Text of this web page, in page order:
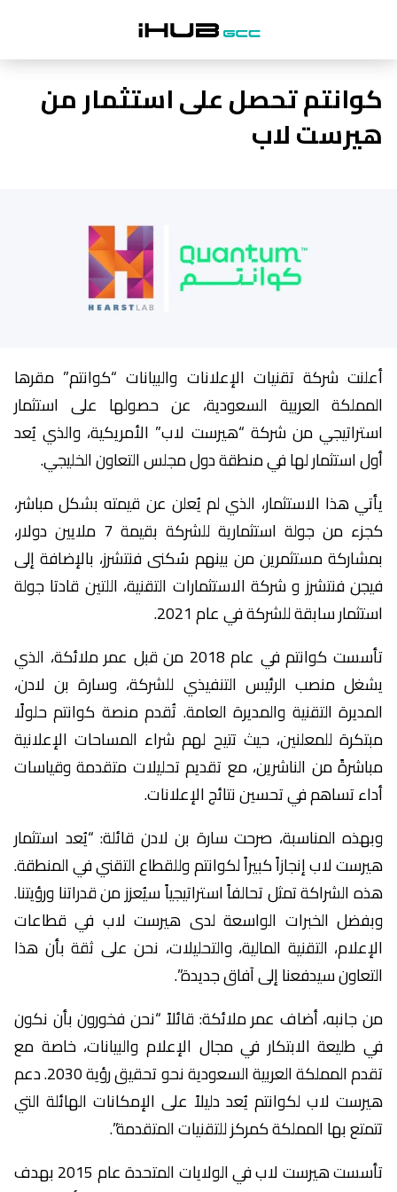
كوانتم تحصل على استثمار من
هيرست لاب
أعلنت شركة تقنيات الإعلانات والبيانات “كوانتم” مقرها
المملكة العربية السعودية، عن حصولها على استثمار
استراتيجي من شركة “هيرست لاب” الأمريكية، والذي يُعد
أول استثمار لها في منطقة دول مجلس التعاون الخليجي.
يأتي هذا الاستثمار، الذي لم يُعلن عن قيمته بشكل مباشر،
كجزء من جولة استثمارية للشركة بقيمة 7 ملايين دولار،
بمشاركة مستثمرين من بينهم سُكنى فنتشرز، بالإضافة إلى
فيجن فنتشرز و شركة الاستثمارات التقنية، اللتين قادتا جولة
استثمار سابقة للشركة في عام 2021.
تأسست كوانتم في عام 2018 من قبل عمر ملائكة، الذي
يشغل منصب الرئيس التنفيذي للشركة، وسارة بن لادن،
المديرة التقنية والمديرة العامة. تُقدم منصة كوانتم حلولًا
مبتكرة للمعلنين، حيث تتيح لهم شراء المساحات الإعلانية
مباشرةً من الناشرين، مع تقديم تحليلات متقدمة وقياسات
أداء تساهم في تحسين نتائج الإعلانات.
وبهذه المناسبة، صرحت سارة بن لادن قائلة: “يُعد استثمار
هيرست لاب إنجازاً كبيراً لكوانتم وللقطاع التقني في المنطقة.
هذه الشراكة تمثل تحالفاً استراتيجياً سيُعزز من قدراتنا ورؤيتنا.
وبفضل الخبرات الواسعة لدى هيرست لاب في قطاعات
الإعلام، التقنية المالية، والتحليلات، نحن على ثقة بأن هذا
التعاون سيدفعنا إلى آفاق جديدة”.
من جانبه، أضاف عمر ملائكة: قائلاً “نحن فخورون بأن نكون
في طليعة الابتكار في مجال الإعلام والبيانات، خاصة مع
تقدم المملكة العربية السعودية نحو تحقيق رؤية 2030. دعم
هيرست لاب لكوانتم يُعد دليلاً على الإمكانات الهائلة التي
تتمتع بها المملكة كمركز للتقنيات المتقدمة”.
تأسست هيرست لاب في الولايات المتحدة عام 2015 بهدف